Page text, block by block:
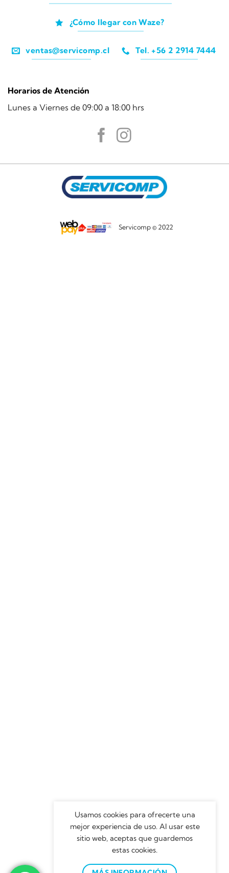
¿Cómo llegar con Waze?
ventas@servicomp.cl Tel. +56 2 2914 7444
Horarios de Atención
Lunes a Viernes de 09:00 a 18:00 hrs
Servicomp © 2022
Usamos cookies para ofrecerte una
mejor experiencia de uso. Al usar este
sitio web, aceptas que guardemos
estas cookies.